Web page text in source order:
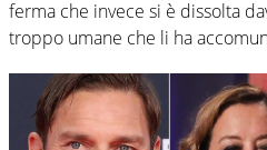
ferma che invece si è dissolta
troppo umane che li ha